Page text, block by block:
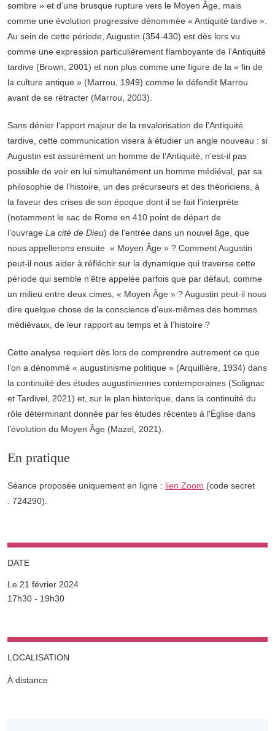
sombre » et d’une brusque rupture vers le Moyen Âge, mais
comme une évolution progressive dénommée « Antiquité tardive ».
Au sein de cette période, Augustin (354-430) est dès lors vu
comme une expression particulièrement flamboyante de l’Antiquité
tardive (Brown, 2001) et non plus comme une figure de la « fin de
la culture antique » (Marrou, 1949) comme le défendit Marrou
avant de se rétracter (Marrou, 2003).
Sans dénier l’apport majeur de la revalorisation de l’Antiquité
tardive, cette communication visera à étudier un angle nouveau : si
Augustin est assurément un homme de l’Antiquité, n’est-il pas
possible de voir en lui simultanément un homme médiéval, par sa
philosophie de l’histoire, un des précurseurs et des théoriciens, à
la faveur des crises de son époque dont il se fait l’interprète
(notamment le sac de Rome en 410 point de départ de
l’ouvrage La cité de Dieu) de l’entrée dans un nouvel âge, que
nous appellerons ensuite « Moyen Âge » ? Comment Augustin
peut-il nous aider à réfléchir sur la dynamique qui traverse cette
période qui semble n’être appelée parfois que par défaut, comme
un milieu entre deux cimes, « Moyen Âge » ? Augustin peut-il nous
dire quelque chose de la conscience d’eux-mêmes des hommes
médiévaux, de leur rapport au temps et à l’histoire ?
Cette analyse requiert dès lors de comprendre autrement ce que
l’on a dénommé « augustinisme politique » (Arquillière, 1934) dans
la continuité des études augustiniennes contemporaines (Solignac
et Tardivel, 2021) et, sur le plan historique, dans la continuité du
rôle déterminant donnée par les études récentes à l'Église dans
l’évolution du Moyen Âge (Mazel, 2021).
En pratique
Séance proposée uniquement en ligne : lien Zoom (code secret
: 724290).
DATE
Le 21 février 2024
Complément date
17h30 - 19h30
LOCALISATION
À distance